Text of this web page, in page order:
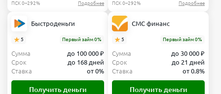
ПСК 0–292% Подробнее ПСК 0–292% Подробнее
Быстроденьги
5 Первый займ 0%
Сумма
до 100 000 ₽
Срок
до 168 дней
Ставка
от 0%
Получить деньги
СМС финанс
5 Первый займ 0%
Сумма
до 30 000 ₽
Срок
до 21 дней
Ставка
от 0.8%
Получить деньги